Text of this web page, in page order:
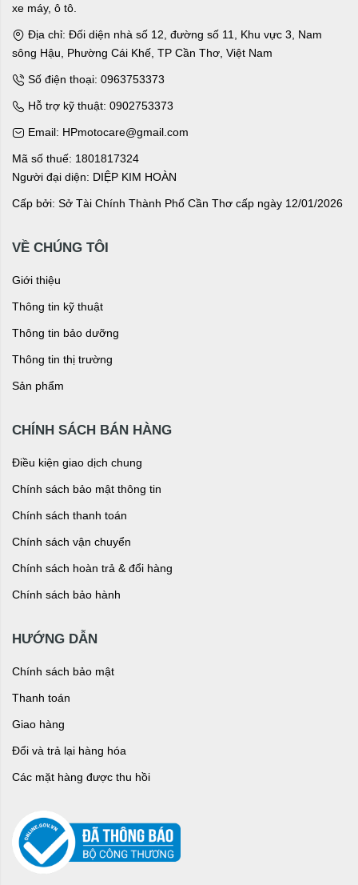
xe máy, ô tô.
Địa chỉ: Đối diện nhà số 12, đường số 11, Khu vực 3, Nam
sông Hậu, Phường Cái Khế, TP Cần Thơ, Việt Nam
Số điện thoại: 0963753373
Hỗ trợ kỹ thuật: 0902753373
Email: HPmotocare@gmail.com
Mã số thuế: 1801817324
Người đại diện: DIỆP KIM HOÀN
Cấp bởi: Sở Tài Chính Thành Phố Cần Thơ cấp ngày 12/01/2026
VỀ CHÚNG TÔI
Giới thiệu
Thông tin kỹ thuật
Thông tin bảo dưỡng
Thông tin thị trường
Sản phẩm
CHÍNH SÁCH BÁN HÀNG
Điều kiện giao dịch chung
Chính sách bảo mật thông tin
Chính sách thanh toán
Chính sách vận chuyển
Chính sách hoàn trả & đổi hàng
Chính sách bảo hành
HƯỚNG DẪN
Chính sách bảo mật
Thanh toán
Giao hàng
Đổi và trả lại hàng hóa
Các mặt hàng được thu hồi